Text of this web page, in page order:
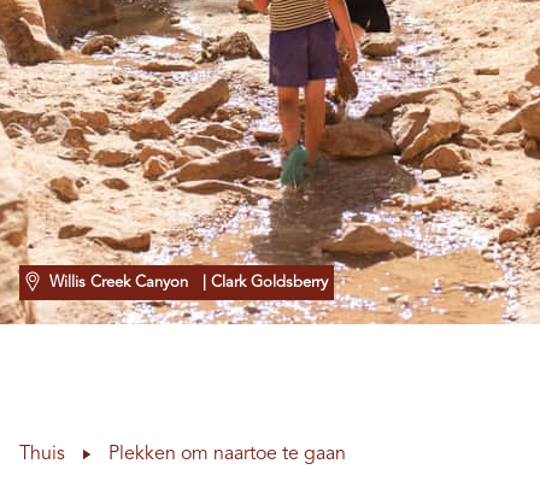
Willis Creek Canyon | Clark Goldsberry
Thuis Plekken om naartoe te gaan